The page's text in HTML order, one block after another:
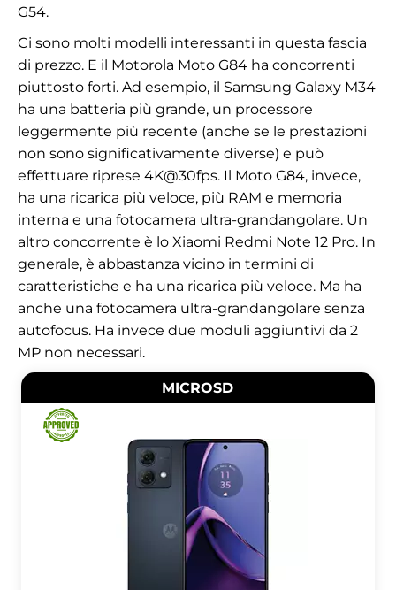
G54.
Ci sono molti modelli interessanti in questa fascia
di prezzo. E il Motorola Moto G84 ha concorrenti
piuttosto forti. Ad esempio, il Samsung Galaxy M34
ha una batteria più grande, un processore
leggermente più recente (anche se le prestazioni
non sono significativamente diverse) e può
effettuare riprese 4K@30fps. Il Moto G84, invece,
ha una ricarica più veloce, più RAM e memoria
interna e una fotocamera ultra-grandangolare. Un
altro concorrente è lo Xiaomi Redmi Note 12 Pro. In
generale, è abbastanza vicino in termini di
caratteristiche e ha una ricarica più veloce. Ma ha
anche una fotocamera ultra-grandangolare senza
autofocus. Ha invece due moduli aggiuntivi da 2
MP non necessari.
MICROSD